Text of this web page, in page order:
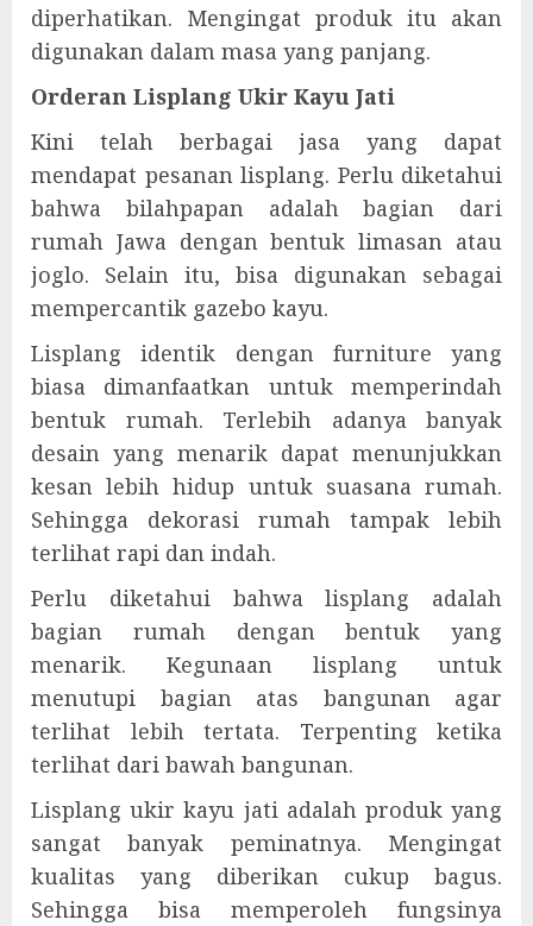
diperhatikan. Mengingat produk itu akan
digunakan dalam masa yang panjang.
Orderan Lisplang Ukir Kayu Jati
Kini telah berbagai jasa yang dapat
mendapat pesanan lisplang. Perlu diketahui
bahwa bilahpapan adalah bagian dari
rumah Jawa dengan bentuk limasan atau
joglo. Selain itu, bisa digunakan sebagai
mempercantik gazebo kayu.
Lisplang identik dengan furniture yang
biasa dimanfaatkan untuk memperindah
bentuk rumah. Terlebih adanya banyak
desain yang menarik dapat menunjukkan
kesan lebih hidup untuk suasana rumah.
Sehingga dekorasi rumah tampak lebih
terlihat rapi dan indah.
Perlu diketahui bahwa lisplang adalah
bagian rumah dengan bentuk yang
menarik. Kegunaan lisplang untuk
menutupi bagian atas bangunan agar
terlihat lebih tertata. Terpenting ketika
terlihat dari bawah bangunan.
Lisplang ukir kayu jati adalah produk yang
sangat banyak peminatnya. Mengingat
kualitas yang diberikan cukup bagus.
Sehingga bisa memperoleh fungsinya